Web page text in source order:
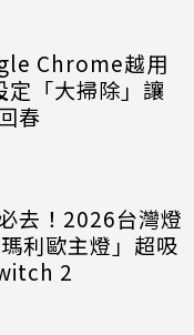
Chrome越用
定「大掃除」讓
春
去！2026台灣燈
利歐主燈」超吸
2